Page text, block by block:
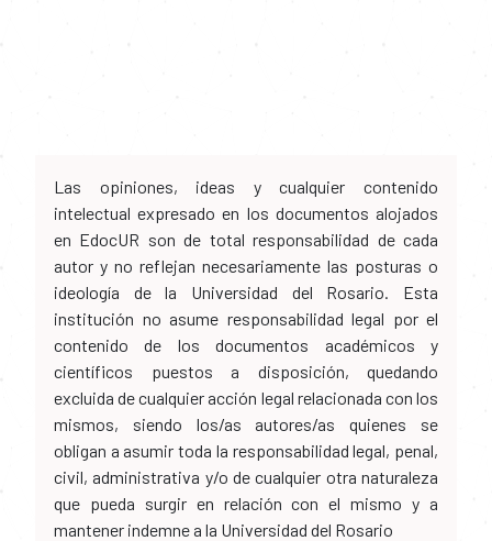
Las opiniones, ideas y cualquier contenido
intelectual expresado en los documentos alojados
en EdocUR son de total responsabilidad de cada
autor y no reflejan necesariamente las posturas o
ideología de la Universidad del Rosario. Esta
institución no asume responsabilidad legal por el
contenido de los documentos académicos y
científicos puestos a disposición, quedando
excluida de cualquier acción legal relacionada con los
mismos, siendo los/as autores/as quienes se
obligan a asumir toda la responsabilidad legal, penal,
civil, administrativa y/o de cualquier otra naturaleza
que pueda surgir en relación con el mismo y a
mantener indemne a la Universidad del Rosario